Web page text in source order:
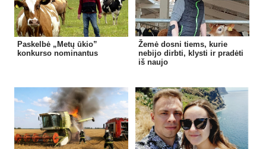
Paskelbė „Metų ūkio”
konkurso nominantus
Žemė dosni tiems, kurie
nebijo dirbti, klysti ir pradėti
iš naujo